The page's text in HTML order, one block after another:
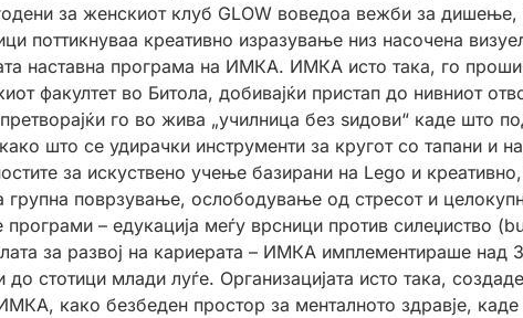
за женскиот клуб GLOW воведоа вежби за дишење,
поттикнуваа креативно изразување низ насочена
наставна програма на ИМКА. ИМКА исто така, го
факултет во Битола, добивајќи пристап до нивниот
го во жива „училница без ѕидови“ каде што
што се удирачки инструменти за кругот со тапани и
за искуствено учење базирани на Lego и
групна поврзување, ослободување од стресот и
– едукација меѓу врсници против силеџиство
за развој на кариерата – ИМКА имплементираше над
до стотици млади луѓе. Организацијата исто така,
како безбеден простор за менталното здравје,